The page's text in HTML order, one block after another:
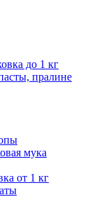
до 1 кг
пралине
мука
от 1 кг